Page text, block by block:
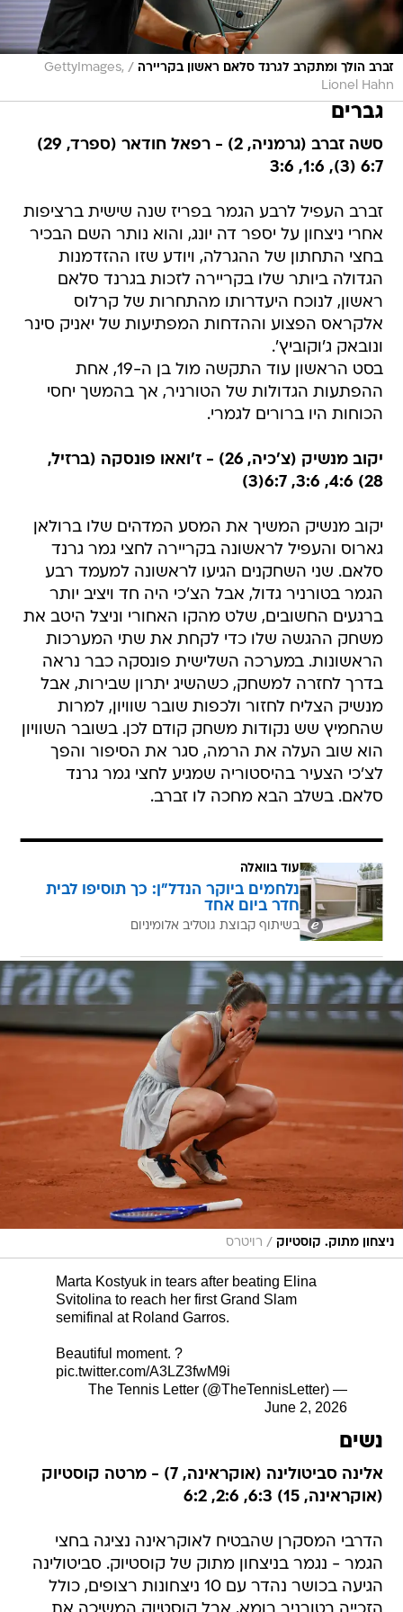
זברב הולך ומתקרב לגרנד סלאם ראשון בקריירה /
GettyImages,
Lionel Hahn
גברים
סשה זברב (גרמניה, 2) - רפאל חודאר (ספרד, 29)
6:7 (3), 1:6, 3:6
זברב העפיל לרבע הגמר בפריז שנה שישית ברציפות
אחרי ניצחון על יספר דה יונג, והוא נותר השם הבכיר
בחצי התחתון של ההגרלה, ויודע שזו ההזדמנות
הגדולה ביותר שלו בקריירה לזכות בגרנד סלאם
ראשון, לנוכח היעדרותו מהתחרות של קרלוס
אלקראס הפצוע וההדחות המפתיעות של יאניק סינר
ונובאק ג'וקוביץ'.
בסט הראשון עוד התקשה מול בן ה-19, אחת
ההפתעות הגדולות של הטורניר, אך בהמשך יחסי
הכוחות היו ברורים לגמרי.
יקוב מנשיק (צ'כיה, 26) - ז'ואאו פונסקה (ברזיל,
28) 4:6, 3:6, 6:7(3)
יקוב מנשיק המשיך את המסע המדהים שלו ברולאן
גארוס והעפיל לראשונה בקריירה לחצי גמר גרנד
סלאם. שני השחקנים הגיעו לראשונה למעמד רבע
הגמר בטורניר גדול, אבל הצ'כי היה חד ויציב יותר
ברגעים החשובים, שלט מהקו האחורי וניצל היטב את
משחק ההגשה שלו כדי לקחת את שתי המערכות
הראשונות. במערכה השלישית פונסקה כבר נראה
בדרך לחזרה למשחק, כשהשיג יתרון שבירות, אבל
מנשיק הצליח לחזור ולכפות שובר שוויון, למרות
שהחמיץ שש נקודות משחק קודם לכן. בשובר השוויון
הוא שוב העלה את הרמה, סגר את הסיפור והפך
לצ'כי הצעיר בהיסטוריה שמגיע לחצי גמר גרנד
סלאם. בשלב הבא מחכה לו זברב.
עוד בוואלה
נלחמים ביוקר הנדל"ן: כך תוסיפו לבית
חדר ביום אחד
בשיתוף קבוצת גוטליב אלומיניום
ניצחון מתוק. קוסטיוק / רויטרס
Marta Kostyuk in tears after beating Elina
Svitolina to reach her first Grand Slam
semifinal at Roland Garros.
Beautiful moment. ?
pic.twitter.com/A3LZ3fwM9i
— The Tennis Letter (@TheTennisLetter)
June 2, 2026
נשים
אלינה סביטולינה (אוקראינה, 7) - מרטה קוסטיוק
(אוקראינה, 15) 6:3, 2:6, 6:2
הדרבי המסקרן שהבטיח לאוקראינה נציגה בחצי
הגמר - נגמר בניצחון מתוק של קוסטיוק. סביטולינה
הגיעה בכושר נהדר עם 10 ניצחונות רצופים, כולל